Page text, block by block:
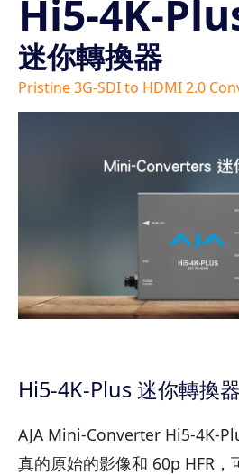
Hi5-4K-
迷你轉換器
Pristine 3G-SDI to HDMI 2.0
Hi5-4K-Plus 迷你轉換器
AJA Mini-Converter Hi5-4K-
真的原始的影像和 60p HFR